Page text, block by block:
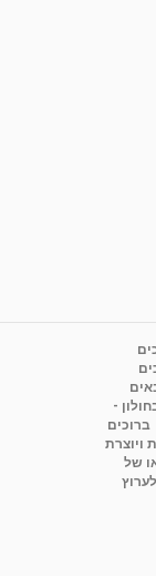
-
ברוכים
ויוצרת
של